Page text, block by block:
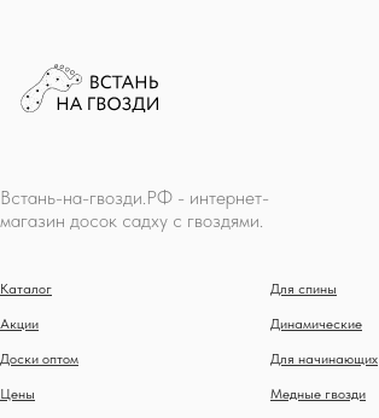
Встань-на-гвозди.РФ - интернет-
магазин досок садху с гвоздями.
Каталог
Акции
Доски оптом
Цены
Для спины
Динамические
Для начинающих
Медные гвозди